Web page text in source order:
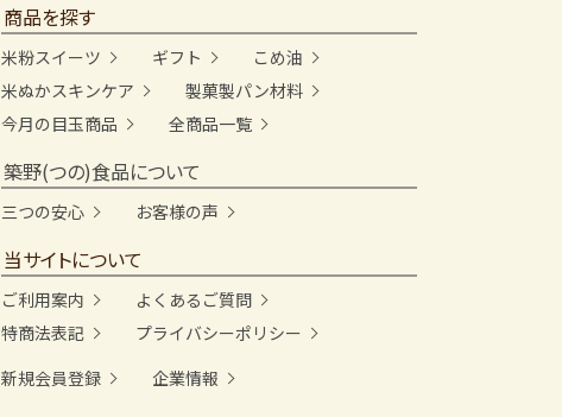
商品を探す
米粉スイーツ ギフト
こめ油
米ぬかスキンケア
製菓製パン材料
今月の目玉商品
全商品一覧
築野(つの)食品について
三つの安心 お客様の声
当サイトについて
ご利用案内
よくあるご質問
特商法表記
プライバシーポリシー
新規会員登録
企業情報